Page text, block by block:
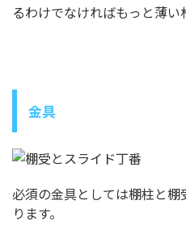
るわけでなければもっと薄い
金具
必須の金具としては棚柱と
ります。